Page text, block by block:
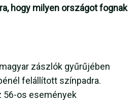
hogy milyen országot fognak
zászlók gyűrűjében
felállított színpadra.
56-os események